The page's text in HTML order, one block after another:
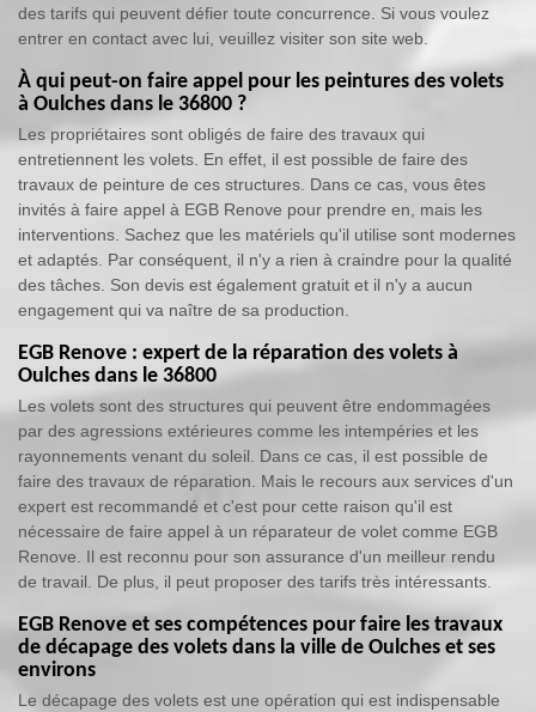
des tarifs qui peuvent défier toute concurrence. Si vous voulez
entrer en contact avec lui, veuillez visiter son site web.
À qui peut-on faire appel pour les peintures des volets
à Oulches dans le 36800 ?
Les propriétaires sont obligés de faire des travaux qui
entretiennent les volets. En effet, il est possible de faire des
travaux de peinture de ces structures. Dans ce cas, vous êtes
invités à faire appel à EGB Renove pour prendre en, mais les
interventions. Sachez que les matériels qu'il utilise sont modernes
et adaptés. Par conséquent, il n'y a rien à craindre pour la qualité
des tâches. Son devis est également gratuit et il n'y a aucun
engagement qui va naître de sa production.
EGB Renove : expert de la réparation des volets à
Oulches dans le 36800
Les volets sont des structures qui peuvent être endommagées
par des agressions extérieures comme les intempéries et les
rayonnements venant du soleil. Dans ce cas, il est possible de
faire des travaux de réparation. Mais le recours aux services d'un
expert est recommandé et c'est pour cette raison qu'il est
nécessaire de faire appel à un réparateur de volet comme EGB
Renove. Il est reconnu pour son assurance d'un meilleur rendu
de travail. De plus, il peut proposer des tarifs très intéressants.
EGB Renove et ses compétences pour faire les travaux
de décapage des volets dans la ville de Oulches et ses
environs
Le décapage des volets est une opération qui est indispensable